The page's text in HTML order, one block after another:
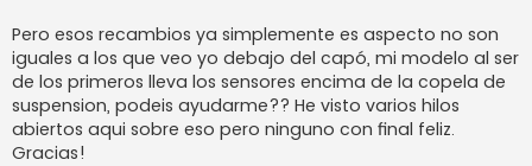
Pero esos recambios ya simplemente es aspecto no son
iguales a los que veo yo debajo del capó, mi modelo al ser
de los primeros lleva los sensores encima de la copela de
suspension, podeis ayudarme?? He visto varios hilos
abiertos aqui sobre eso pero ninguno con final feliz.
Gracias!